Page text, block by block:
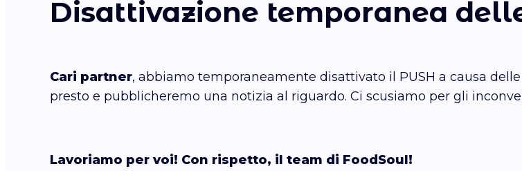
Disattivazione temporanea
Cari partner, abbiamo temporaneamente disattivato il PUSH a causa
presto e pubblicheremo una notizia al riguardo. Ci scusiamo per gli
Lavoriamo per voi! Con rispetto, il team di FoodSoul!